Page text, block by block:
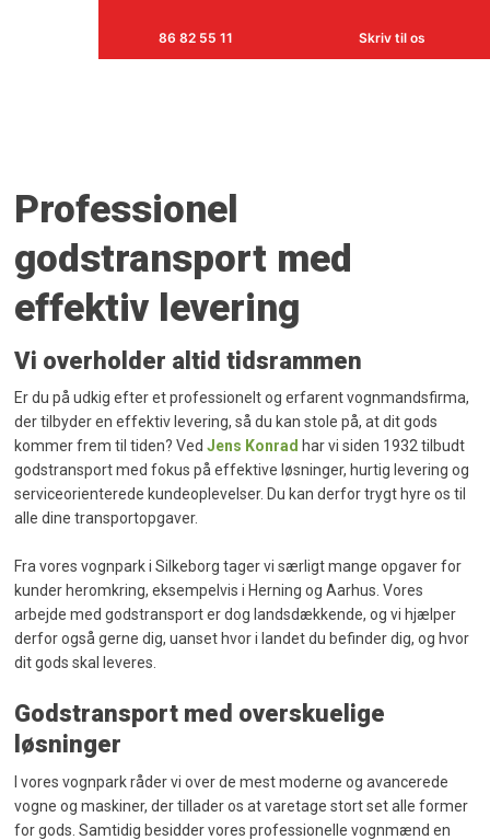
Professionel
godstransport med
effektiv levering
Vi overholder altid tidsrammen
Er du på udkig efter et professionelt og erfarent vognmandsfirma,
der tilbyder en effektiv levering, så du kan stole på, at dit gods
kommer frem til tiden? Ved Jens Konrad har vi siden 1932 tilbudt
godstransport med fokus på effektive løsninger, hurtig levering og
serviceorienterede kundeoplevelser. Du kan derfor trygt hyre os til
alle dine transportopgaver.
Fra vores vognpark i Silkeborg tager vi særligt mange opgaver for
kunder heromkring, eksempelvis i Herning og Aarhus. Vores
arbejde med godstransport er dog landsdækkende, og vi hjælper
derfor også gerne dig, uanset hvor i landet du befinder dig, og hvor
dit gods skal leveres.
Godstransport med overskuelige
løsninger
I vores vognpark råder vi over de mest moderne og avancerede
vogne og maskiner, der tillader os at varetage stort set alle former
for gods. Samtidig besidder vores professionelle vognmænd en
86 82 55 11 Skriv til os